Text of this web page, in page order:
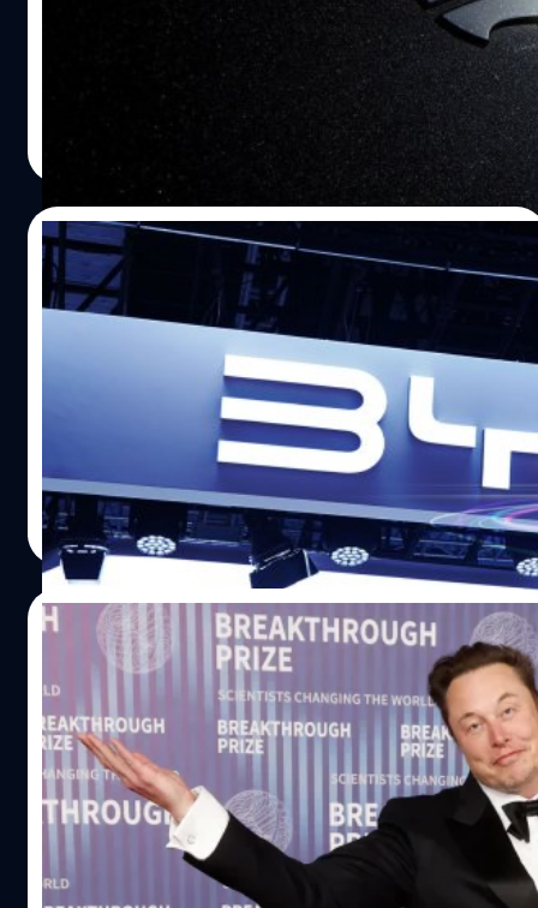
สาธารณะในวันที่ 22 มิถุนายนนี้ สำนักข่าว Reuters ชี้ว่าการ
ประกาศในครั้งนี้เกิดขึ้นท่ามกลางความคาดหวังของนักลงทุน
และผู้สนับสนุนที่เฝ้ารอกันมานาน
| 423 days ago
25/05/2025
BYD มียอดขายรถยนต์ไฟฟ้าในยุโรปแซงหน้า
Tesla เป็นครั้งแรก ทั้งที่เจอภาษีนำเข้าสูง
JATO Dynamics บริษัทข่าวกรองด้านยานยนต์ได้รายงาน
ข้อมูลการจดทะเบียนรถยนต์ใหม่ในยุโรปจาก 28 ประเทศของ
เดือนเมษายน ซึ่งระบุว่า BYD ผู้เผลิตรถยนต์ของจีน มียอด
ขายรถยนต์ในยุโรปเพิ่มขึ้น 359% เมื่อเทียบกับเดือนเดียวกัน
ของปีที่แล้ว รวมทั้งมียอดขายรถยนต์ไฟฟ้าแบตเตอรี่ (BEV)
จำนวน 7,231 คัน เพิ่มขึ้น 169% เมื่อเทียบกับเดือนเดียวกันของ
ปีที่แล้ว และสามารถแซงหน้าคู่แข่งรายสำคัญอย่าง Tesla ได้
เป็นครั้งแรกที่มียอดขาย 7,165 คัน ทั้งที่ BYD เจอภาษีรถยนต์
BEV ที่ผลิตในจีนมากกว่าด้วย
ศิลา วงศ์เจริญ| 439 days ago
Read More
20/05/2025
อีลอน มัสก์ ให้คำมั่นนั่งเก้าอี้ซีอีโอ Tesla ต่อ
อีก 5 ปี ฝ่ากระแสต่อต้านทางการเมือง
อีลอน มัสก์ ยืนยันว่าจะอยู่บริหารบริษัทเทสล่าต่อไปอีกอย่าง
น้อย 5 ปี หลังนักลงทุนบางส่วนเริ่มตั้งคำถามถึงความทุ่มเท
ของเขาที่มีต่อบริษัท
ธีรภัทร์ ธีระโรจนพงษ์ | 444 days ago